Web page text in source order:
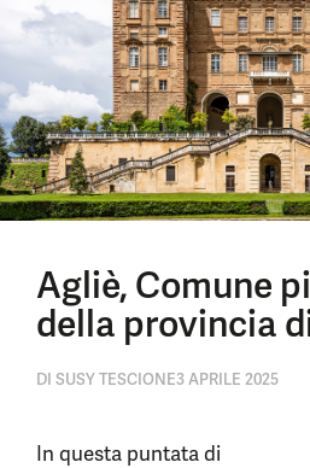
Agliè, Comune
della provincia
DI SUSY TESCIONE3 APRILE 2025
In questa puntata di